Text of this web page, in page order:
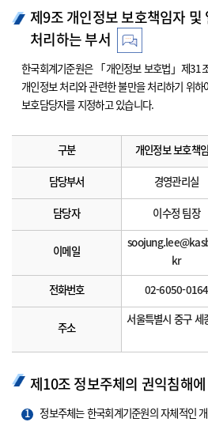
제9조 개인정보 보호책임자 및
처리하는 부서
한국회계기준원은 「개인정보 보호법」제31
개인정보 처리와 관련한 불만을 처리하기 위하
보호담당자를 지정하고 있습니다.
구분 개인정보 보호책
담당부서 경영관리실
담당자 이수정 팀장
이메일
kr
전화번호 02-6050-0164
주소
서울특별시 중구 세
제10조 정보주체의 권익침해
1
정보주체는 한국회계기준원의 자체적인